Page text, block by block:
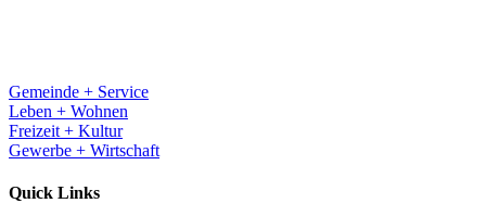
Gemeinde + Service
Leben + Wohnen
Freizeit + Kultur
Gewerbe + Wirtschaft
Quick Links